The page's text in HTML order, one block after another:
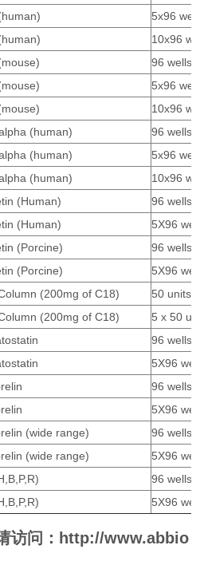
5x96
10x96
96 wells
5x96
10x96
(human)
96 wells
(human)
5x96
(human)
10x96
(Human)
96 wells
(Human)
5X96
(Porcine)
96 wells
(Porcine)
5X96
(200mg of C18)
50 units/
(200mg of C18)
5 x 50
96 wells
5X96
96 wells
5X96
(wide range)
96 wells
(wide range)
5X96
96 wells
5X96
访问： http://www.abbio